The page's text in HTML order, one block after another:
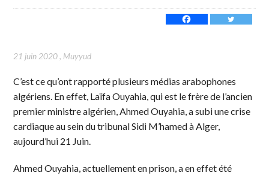
21 juin 2020, Muyyud
C’est ce qu’ont rapporté plusieurs médias arabophones
algériens. En effet, Laïfa Ouyahia, qui est le frère de l’ancien
premier ministre algérien, Ahmed Ouyahia, a subi une crise
cardiaque au sein du tribunal Sidi M’hamed à Alger,
aujourd’hui 21 Juin.
Ahmed Ouyahia, actuellement en prison, a en effet été